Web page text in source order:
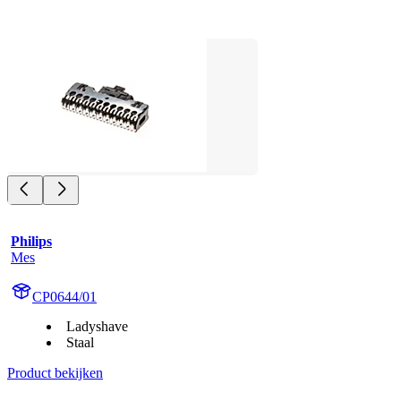
Philips
Mes
CP0644/01
Ladyshave
Staal
Product bekijken